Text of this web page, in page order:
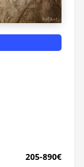
205-890€